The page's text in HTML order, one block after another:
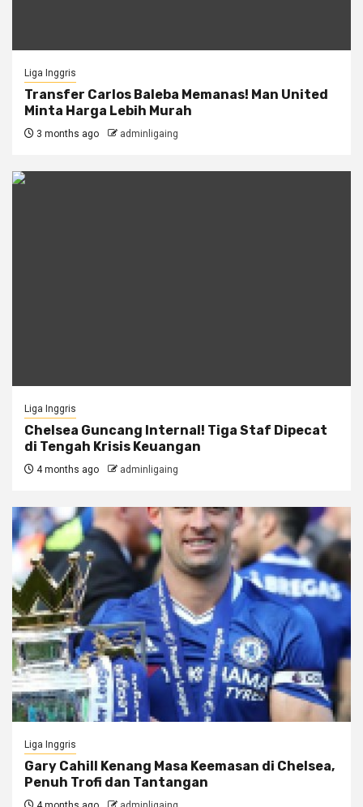
Liga Inggris
Transfer Carlos Baleba Memanas! Man United
Minta Harga Lebih Murah
3 months ago adminligaing
Liga Inggris
Chelsea Guncang Internal! Tiga Staf Dipecat
di Tengah Krisis Keuangan
4 months ago adminligaing
Liga Inggris
Gary Cahill Kenang Masa Keemasan di Chelsea,
Penuh Trofi dan Tantangan